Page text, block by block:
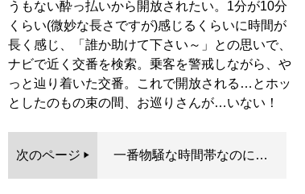
うもない酔っ払いから開放されたい。1分が10分
くらい(微妙な長さですが)感じるくらいに時間が
長く感じ、「誰か助けて下さい～」との思いで、
ナビで近く交番を検索。乗客を警戒しながら、や
っと辿り着いた交番。これで開放される…とホッ
としたのもの束の間、お巡りさんが…いない！
次のページ 一番物騒な時間帯なのに…